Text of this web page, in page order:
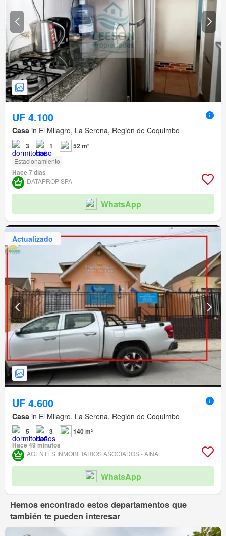
UF 4.100
Casa in El Milagro, La Serena, Región de Coquimbo
3 1 52 m²
Estacionamiento
Hace 7 días
DATAPROP SPA
WhatsApp
Actualizado
UF 4.600
Casa in El Milagro, La Serena, Región de Coquimbo
5 3
140 m²
Hace 49 minutos
AGENTES INMOBILIARIOS ASOCIADOS - AINA
WhatsApp
Hemos encontrado estos departamentos que
también te pueden interesar